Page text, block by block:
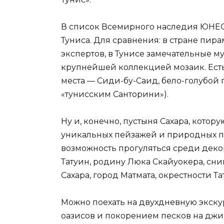
В список Всемирного наследия
Туниса. Для сравнения: в стране
экспертов, в Тунисе замечательные
крупнейшей коллекцией мозаик.
места — Сиди-бу-Саид, бело-голубой
«тунисским Санторини»).
Ну и, конечно, пустыня Сахара,
уникальных пейзажей и природных
возможность прогуляться среди
Татуин, родину Люка Скайуокера,
Сахара, город Матмата, окрестности
Можно поехать на двухдневную
оазисов и покорением песков на